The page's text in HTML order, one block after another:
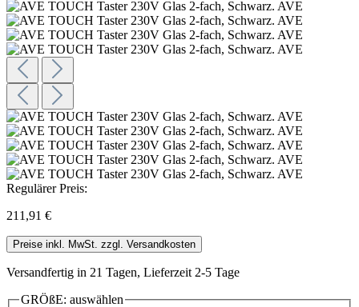
Regulärer Preis:
211,91 €
Preise inkl. MwSt. zzgl. Versandkosten
Versandfertig in 21 Tagen, Lieferzeit 2-5 Tage
GRÖßE: auswählen